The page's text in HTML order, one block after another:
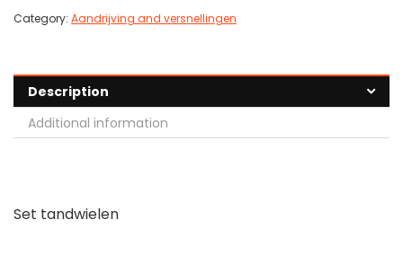
Category: Aandrijving and versnellingen
Description
Additional information
Set tandwielen